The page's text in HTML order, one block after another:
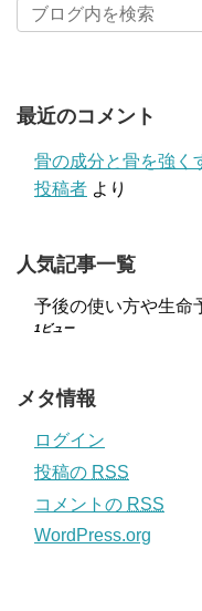
最近のコメント
骨の成分と骨を強く
投稿者 より
人気記事一覧
予後の使い方や生命
1ビュー
メタ情報
ログイン
投稿の RSS
コメントの RSS
WordPress.org